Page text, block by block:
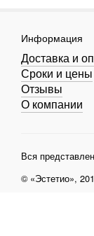
Информация
Доставка и
Сроки и цены
Отзывы
О компании
Вся
© «Эстетио»,